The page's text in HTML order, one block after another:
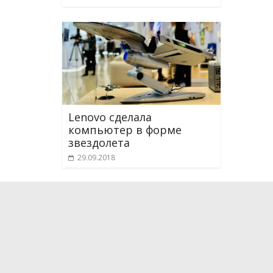
Lenovo сделала
компьютер в форме
звездолета
29.09.2018